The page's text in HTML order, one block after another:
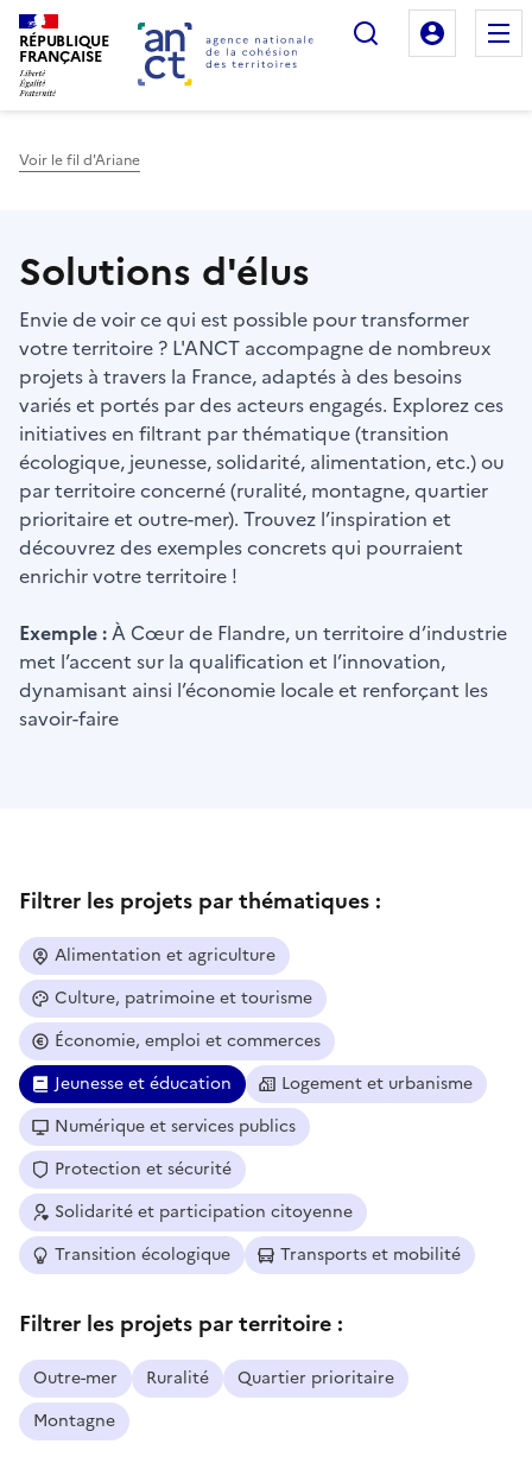
RÉPUBLIQUE
FRANÇAISE
Rechercher
Mon
Voir le fil d'Ariane
Solutions d'élus
Envie de voir ce qui est possible pour transformer
votre territoire ? L'ANCT accompagne de nombreux
projets à travers la France, adaptés à des besoins
variés et portés par des acteurs engagés. Explorez ces
initiatives en filtrant par thématique (transition
écologique, jeunesse, solidarité, alimentation, etc.) ou
par territoire concerné (ruralité, montagne, quartier
prioritaire et outre-mer). Trouvez l’inspiration et
découvrez des exemples concrets qui pourraient
enrichir votre territoire !
Exemple :À Cœur de Flandre, un territoire d’industrie
met l’accent sur la qualification et l’innovation,
dynamisant ainsi l’économie locale et renforçant les
savoir-faire
Filtrer les projets par thématiques :
Alimentation et agriculture
Culture, patrimoine et tourisme
Économie, emploi et commerces
Jeunesse et éducation
Logement et urbanisme
Numérique et services publics
Protection et sécurité
Solidarité et participation citoyenne
Transition écologique
Transports et mobilité
Filtrer les projets par territoire :
Outre-mer Ruralité
Quartier prioritaire
Montagne